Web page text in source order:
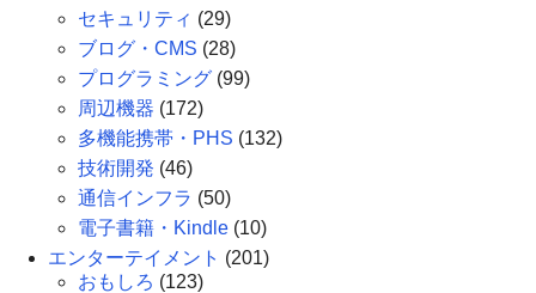
セキュリティ (29)
ブログ・CMS (28)
プログラミング (99)
周辺機器 (172)
多機能携帯・PHS (132)
技術開発 (46)
通信インフラ (50)
電子書籍・Kindle (10)
エンターテイメント (201)
おもしろ (123)